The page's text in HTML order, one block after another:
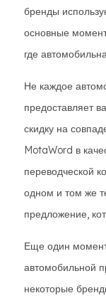
бренды
основные
где
Не каждое
предоставляет
скидку на
MotaWord в
переводческой
одном и том же
предложение,
Еще один
автомобильной
некоторые